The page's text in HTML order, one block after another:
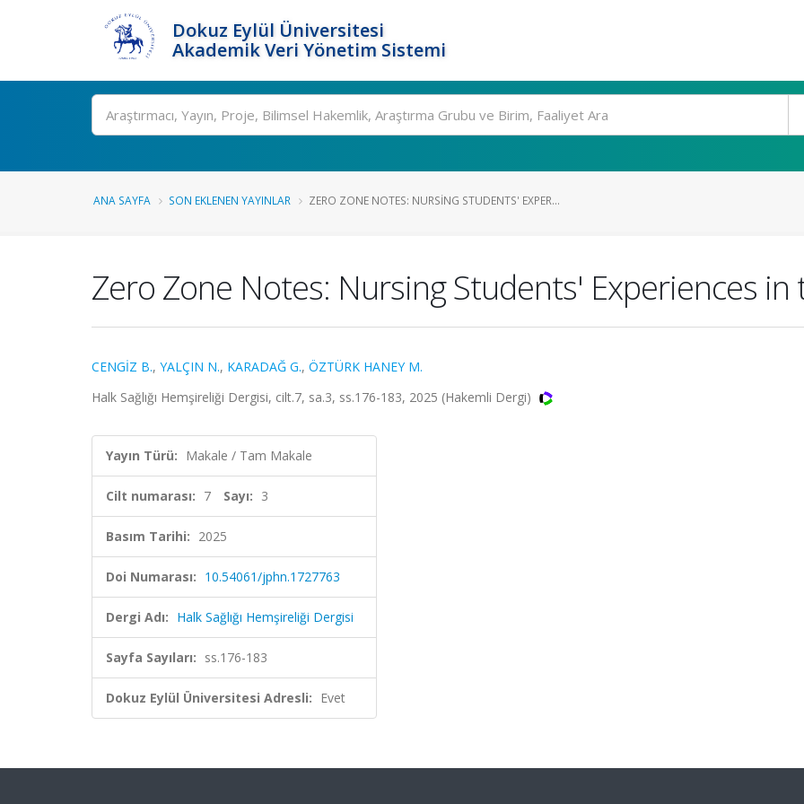
Dokuz Eylül Üniversitesi
Akademik Veri Yönetim Sistemi
Ara
ANA SAYFA SON EKLENEN YAYINLAR ZERO ZONE NOTES: NURSING STUDENTS' EXPER...
Zero Zone Notes: Nursing Students' Experiences
CENGİZ B., YALÇIN N., KARADAĞ G., ÖZTÜRK HANEY M.
Halk Sağlığı Hemşireliği Dergisi, cilt.7, sa.3, ss.176-183, 2025 (Hakemli Dergi)
Yayın Türü: Makale / Tam Makale
Cilt numarası: 7 Sayı: 3
Basım Tarihi: 2025
Doi Numarası: 10.54061/jphn.1727763
Dergi Adı: Halk Sağlığı Hemşireliği Dergisi
Sayfa Sayıları: ss.176-183
Dokuz Eylül Üniversitesi Adresli: Evet